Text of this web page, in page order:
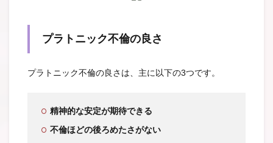
プラトニック不倫の良さ
プラトニック不倫の良さは、主に以下の3つです。
精神的な安定が期待できる
不倫ほどの後ろめたさがない